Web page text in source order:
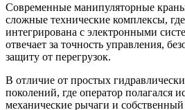
Современные манипуляторные
сложные технические комплексы,
интегрирована с электронными
отвечает за точность управления,
защиту от перегрузок.
В отличие от простых
поколений, где оператор полагался
механические рычаги и